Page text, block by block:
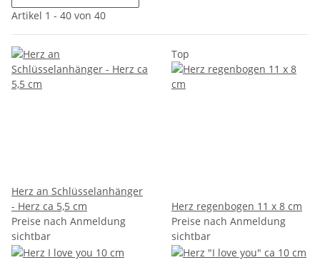
Artikel 1 - 40 von 40
Herz an Schlüsselanhänger
- Herz ca 5,5 cm
Preise nach Anmeldung
sichtbar
Top
Herz regenbogen 11 x 8 cm
Preise nach Anmeldung
sichtbar